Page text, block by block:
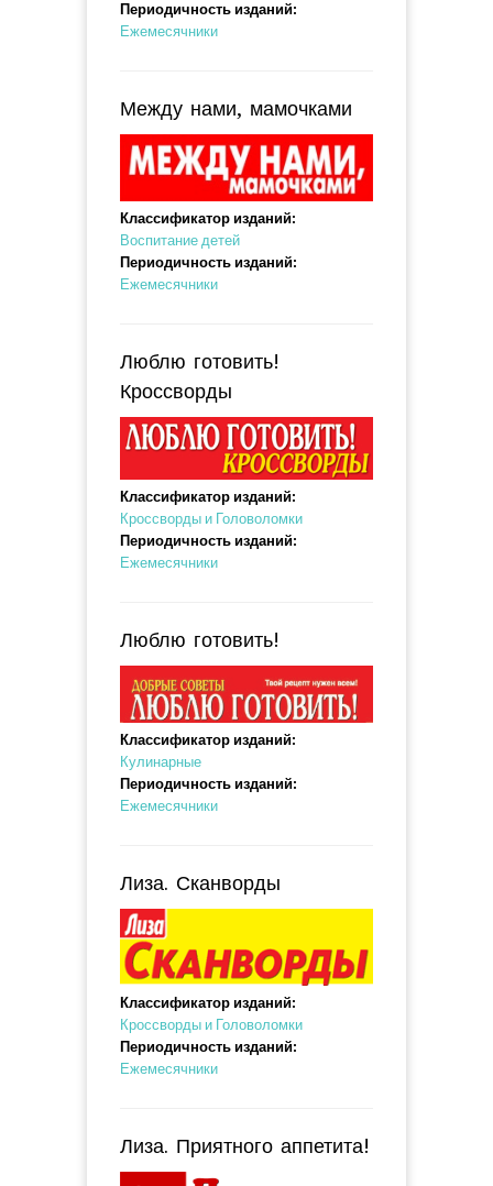
Периодичность изданий:
Ежемесячники
Между нами, мамочками
Классификатор изданий:
Воспитание детей
Периодичность изданий:
Ежемесячники
Люблю готовить!
Кроссворды
Классификатор изданий:
Кроссворды и Головоломки
Периодичность изданий:
Ежемесячники
Люблю готовить!
Классификатор изданий:
Кулинарные
Периодичность изданий:
Ежемесячники
Лиза. Сканворды
Классификатор изданий:
Кроссворды и Головоломки
Периодичность изданий:
Ежемесячники
Лиза. Приятного аппетита!